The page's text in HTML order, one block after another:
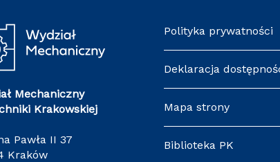
Mechaniczny
Krakowskiej
Pawła II 37
Kraków
Polityka prywatności
Deklaracja
Mapa strony
Biblioteka PK